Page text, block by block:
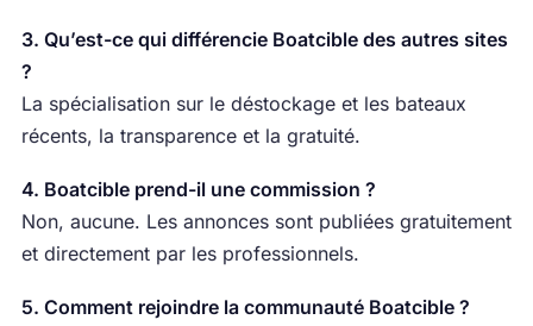
3. Qu’est-ce qui différencie Boatcible des autres sites
?
La spécialisation sur le déstockage et les bateaux
récents, la transparence et la gratuité.
4. Boatcible prend-il une commission ?
Non, aucune. Les annonces sont publiées gratuitement
et directement par les professionnels.
5. Comment rejoindre la communauté Boatcible ?